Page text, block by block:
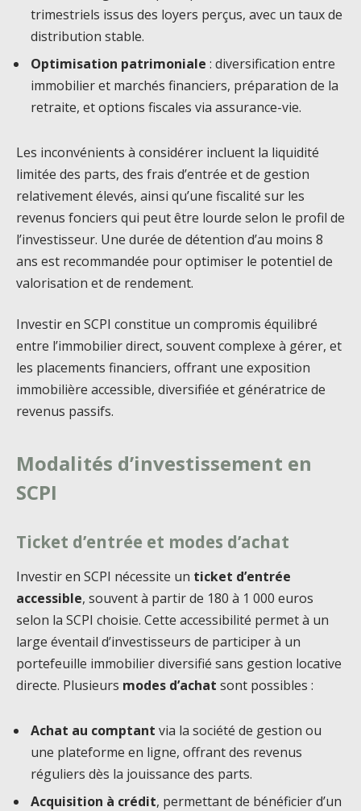
trimestriels issus des loyers perçus, avec un taux de
distribution stable.
Optimisation patrimoniale : diversification entre
immobilier et marchés financiers, préparation de la
retraite, et options fiscales via assurance-vie.
Les inconvénients à considérer incluent la liquidité
limitée des parts, des frais d’entrée et de gestion
relativement élevés, ainsi qu’une fiscalité sur les
revenus fonciers qui peut être lourde selon le profil de
l’investisseur. Une durée de détention d’au moins 8
ans est recommandée pour optimiser le potentiel de
valorisation et de rendement.
Investir en SCPI constitue un compromis équilibré
entre l’immobilier direct, souvent complexe à gérer, et
les placements financiers, offrant une exposition
immobilière accessible, diversifiée et génératrice de
revenus passifs.
Modalités d’investissement en
SCPI
Ticket d’entrée et modes d’achat
Investir en SCPI nécessite un ticket d’entrée
accessible, souvent à partir de 180 à 1 000 euros
selon la SCPI choisie. Cette accessibilité permet à un
large éventail d’investisseurs de participer à un
portefeuille immobilier diversifié sans gestion locative
directe. Plusieurs modes d’achat sont possibles :
Achat au comptant via la société de gestion ou
une plateforme en ligne, offrant des revenus
réguliers dès la jouissance des parts.
Acquisition à crédit, permettant de bénéficier d’un